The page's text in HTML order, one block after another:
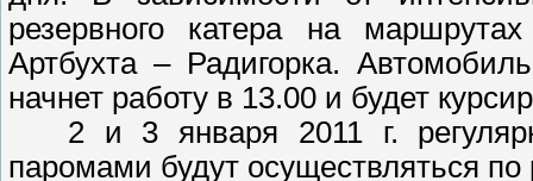
резервного катера на
Артбухта – Радигорка.
начнет работу в 13.00 и будет
2 и 3 января 2011 г.
паромами будут осуществляться